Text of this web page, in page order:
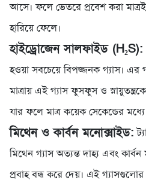
আসে। ফলে ভেতরে প্রবেশ করা মাত্রই
হারিয়ে ফেলে।
হাইড্রোজেন সালফাইড (H₂S):
হওয়া সবচেয়ে বিপজ্জনক গ্যাস। এর
মাত্রায় এই গ্যাস ফুসফুস ও
যার ফলে মাত্র কয়েক সেকেন্ডের
মিথেন ও কার্বন মনোক্সাইড:
মিথেন গ্যাস অত্যন্ত দাহ্য এবং
প্রবাহ বন্ধ করে দেয়। এই গ্যাসগুলোর